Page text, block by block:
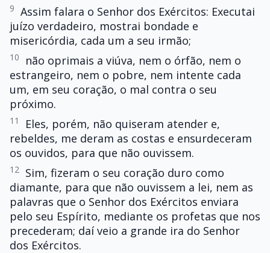
9 Assim falara o Senhor dos Exércitos: Executai
juízo verdadeiro, mostrai bondade e
misericórdia, cada um a seu irmão;
10
não oprimais a viúva, nem o órfão, nem o
estrangeiro, nem o pobre, nem intente cada
um, em seu coração, o mal contra o seu
próximo.
11
Eles, porém, não quiseram atender e,
rebeldes, me deram as costas e ensurdeceram
os ouvidos, para que não ouvissem.
12
Sim, fizeram o seu coração duro como
diamante, para que não ouvissem a lei, nem as
palavras que o Senhor dos Exércitos enviara
pelo seu Espírito, mediante os profetas que nos
precederam; daí veio a grande ira do Senhor
dos Exércitos.